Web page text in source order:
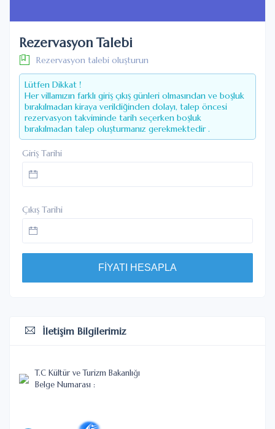
Rezervasyon Talebi
Rezervasyon talebi oluşturun
Lütfen Dikkat !
Her villamızın farklı giriş çıkış günleri olmasından ve boşluk
bırakılmadan kiraya verildiğinden dolayı, talep öncesi
rezervasyon takviminde tarih seçerken boşluk
bırakılmadan talep oluşturmanız gerekmektedir .
Giriş Tarihi
Çıkış Tarihi
FİYATI HESAPLA
İletişim Bilgilerimiz
T.C Kültür ve Turizm Bakanlığı
Belge Numarası :